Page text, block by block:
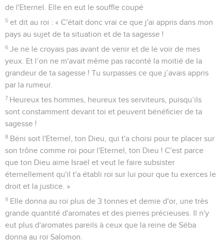
de l'Eternel. Elle en eut le souffle coupé
5 et dit au roi : « C'était donc vrai ce que j'ai appris dans mon
pays au sujet de ta situation et de ta sagesse !
6 Je ne le croyais pas avant de venir et de le voir de mes
yeux. Et l’on ne m'avait même pas raconté la moitié de la
grandeur de ta sagesse ! Tu surpasses ce que j’avais appris
par la rumeur.
7 Heureux tes hommes, heureux tes serviteurs, puisqu’ils
sont constamment devant toi et peuvent bénéficier de ta
sagesse !
8 Béni soit l'Eternel, ton Dieu, qui t'a choisi pour te placer sur
son trône comme roi pour l'Eternel, ton Dieu ! C'est parce
que ton Dieu aime Israël et veut le faire subsister
éternellement qu'il t'a établi roi sur lui pour que tu exerces le
droit et la justice. »
9 Elle donna au roi plus de 3 tonnes et demie d'or, une très
grande quantité d'aromates et des pierres précieuses. Il n'y
eut plus d'aromates pareils à ceux que la reine de Séba
donna au roi Salomon.